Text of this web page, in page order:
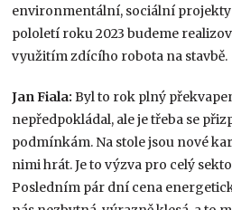
environmentální, sociální projekty
pololetí roku 2023 budeme
využitím zdícího robota na stavbě.
Jan Fiala: Byl to rok plný
nepředpokládal, ale je třeba se
podmínkám. Na stole jsou nové
nimi hrát. Je to výzva pro celý
Posledním pár dní cena